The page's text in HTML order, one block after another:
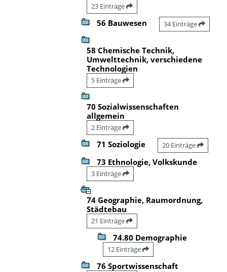
23 Einträge
56 Bauwesen 34 Einträge
58 Chemische Technik,
Umwelttechnik, verschiedene
Technologien
5 Einträge
70 Sozialwissenschaften
allgemein
2 Einträge
71 Soziologie 20 Einträge
73 Ethnologie, Volkskunde
3 Einträge
74 Geographie, Raumordnung,
Städtebau
21 Einträge
74.80 Demographie
12 Einträge
76 Sportwissenschaft